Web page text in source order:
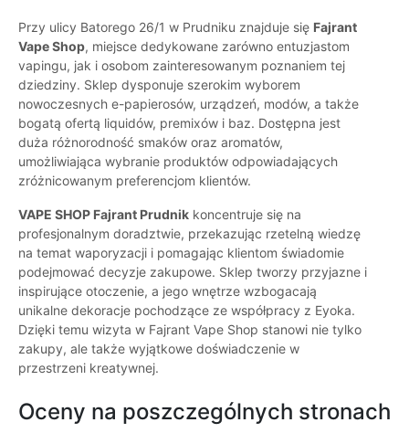
Przy ulicy Batorego 26/1 w Prudniku znajduje się Fajrant
Vape Shop, miejsce dedykowane zarówno entuzjastom
vapingu, jak i osobom zainteresowanym poznaniem tej
dziedziny. Sklep dysponuje szerokim wyborem
nowoczesnych e-papierosów, urządzeń, modów, a także
bogatą ofertą liquidów, premixów i baz. Dostępna jest
duża różnorodność smaków oraz aromatów,
umożliwiająca wybranie produktów odpowiadających
zróżnicowanym preferencjom klientów.
VAPE SHOP Fajrant Prudnik koncentruje się na
profesjonalnym doradztwie, przekazując rzetelną wiedzę
na temat waporyzacji i pomagając klientom świadomie
podejmować decyzje zakupowe. Sklep tworzy przyjazne i
inspirujące otoczenie, a jego wnętrze wzbogacają
unikalne dekoracje pochodzące ze współpracy z Eyoka.
Dzięki temu wizyta w Fajrant Vape Shop stanowi nie tylko
zakupy, ale także wyjątkowe doświadczenie w
przestrzeni kreatywnej.
Oceny na poszczególnych stronach